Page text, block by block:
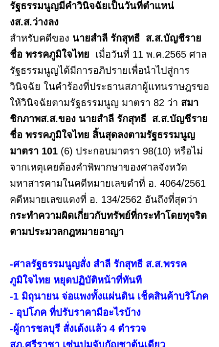
รัฐธรรมนูญมีคำวินิจฉัยเป็นวันที่ตำแหน่
งส.ส.ว่างลง
สำหรับคดีของ นายสำลี รักสุทธี ส.ส.บัญชีราย
ชื่อ พรรคภูมิใจไทย เมื่อวันที่ 11 พ.ค.2565 ศาล
รัฐธรรมนูญได้มีการอภิปรายเพื่อนำไปสู่การ
วินิจฉัย ในคำร้องที่ประธานสภาผู้แทนราษฎรขอ
ให้วินิจฉัยตามรัฐธรรมนูญ มาตรา 82 ว่า สมา
ชิกภาพส.ส.ของ นายสำลี รักสุทธี ส.ส.บัญชีราย
ชื่อ พรรคภูมิใจไทย สิ้นสุดลงตามรัฐธรรมนูญ
มาตรา 101 (6) ประกอบมาตรา 98(10) หรือไม่
จากเหตุเคยต้องคำพิพากษาของศาลจังหวัด
มหาสารคามในคดีหมายเลขดำที่ อ. 4064/2561
คดีหมายเลขแดงที่ อ. 134/2562 อันถึงที่สุดว่า
กระทำความผิดเกี่ยวกับทรัพย์ที่กระทำโดยทุจริต
ตามประมวลกฎหมายอาญา
-ศาลรัฐธรรมนูญสั่ง สำลี รักสุทธี ส.ส.พรรค
ภูมิใจไทย หยุดปฏิบัติหน้าที่ทันที
-1 มิถุนายน จ่อแพงทั้งแผ่นดิน เช็คสินค้าบริโภค
- อุปโภค ที่ปรับราคามีอะไรบ้าง
-ผู้การชลบุรี สั่งเด้งเเล้ว 4 ตำรวจ
สภ.ศรีราชา เซ่นปมจับกัญชาต้นเดียว